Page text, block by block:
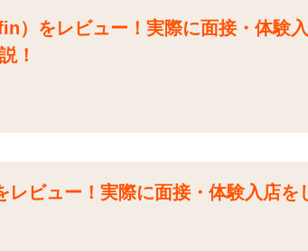
）をレビュー！実際に面接・体験
！
ビュー！実際に面接・体験入店を